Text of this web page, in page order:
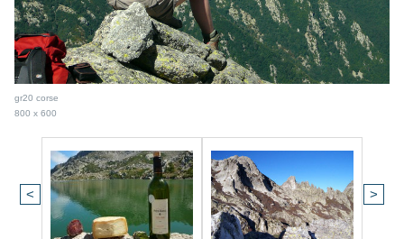
gr20 corse
800 x 600
< >